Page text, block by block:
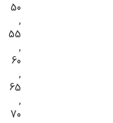
50
,
55
,
60
,
65
,
70